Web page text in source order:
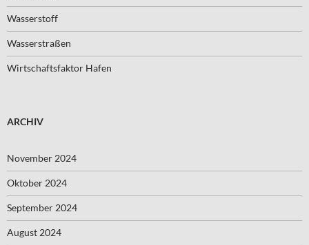
Wasserstoff
Wasserstraßen
Wirtschaftsfaktor Hafen
ARCHIV
November 2024
Oktober 2024
September 2024
August 2024